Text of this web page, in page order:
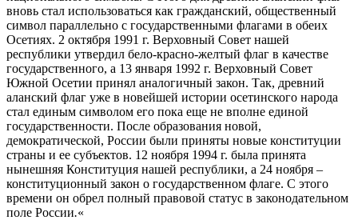
вновь стал использоваться как гражданский, общественный
символ параллельно с государственными флагами в обеих
Осетиях. 2 октября 1991 г. Верховный Совет нашей
республики утвердил бело-красно-желтый флаг в качестве
государственного, а 13 января 1992 г. Верховный Совет
Южной Осетии принял аналогичный закон. Так, древний
аланский флаг уже в новейшей истории осетинского народа
стал единым символом его пока еще не вполне единой
государственности. После образования новой,
демократической, России были приняты новые конституции
страны и ее субъектов. 12 ноября 1994 г. была принята
нынешняя Конституция нашей республики, а 24 ноября –
конституционный закон о государственном флаге. С этого
времени он обрел полный правовой статус в законодательном
поле России.«